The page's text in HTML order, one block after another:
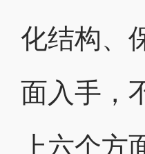
化结构、
面入手，
上六个